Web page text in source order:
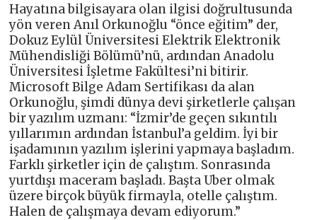
Hayatına bilgisayara olan ilgisi doğrultusunda
yön veren Anıl Orkunoğlu “önce eğitim” der,
Dokuz Eylül Üniversitesi Elektrik Elektronik
Mühendisliği Bölümü’nü, ardından Anadolu
Üniversitesi İşletme Fakültesi’ni bitirir.
Microsoft Bilge Adam Sertifikası da alan
Orkunoğlu, şimdi dünya devi şirketlerle çalışan
bir yazılım uzmanı: “İzmir’de geçen sıkıntılı
yıllarımın ardından İstanbul’a geldim. İyi bir
işadamının yazılım işlerini yapmaya başladım.
Farklı şirketler için de çalıştım. Sonrasında
yurtdışı maceram başladı. Başta Uber olmak
üzere birçok büyük firmayla, otelle çalıştım.
Halen de çalışmaya devam ediyorum.”